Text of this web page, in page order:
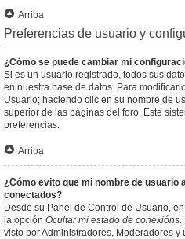
Arriba
Preferencias de usuario y
¿Cómo se puede cambiar mi
Si es un usuario registrado, todos sus
en nuestra base de datos. Para
Usuario; haciendo clic en su nombre de
superior de las páginas del foro. Este
preferencias.
Arriba
¿Cómo evito que mi nombre de usuario
conectados?
Desde su Panel de Control de Usuario,
la opción Ocultar mi estado de conexións.
visto por Administradores, Moderadores y